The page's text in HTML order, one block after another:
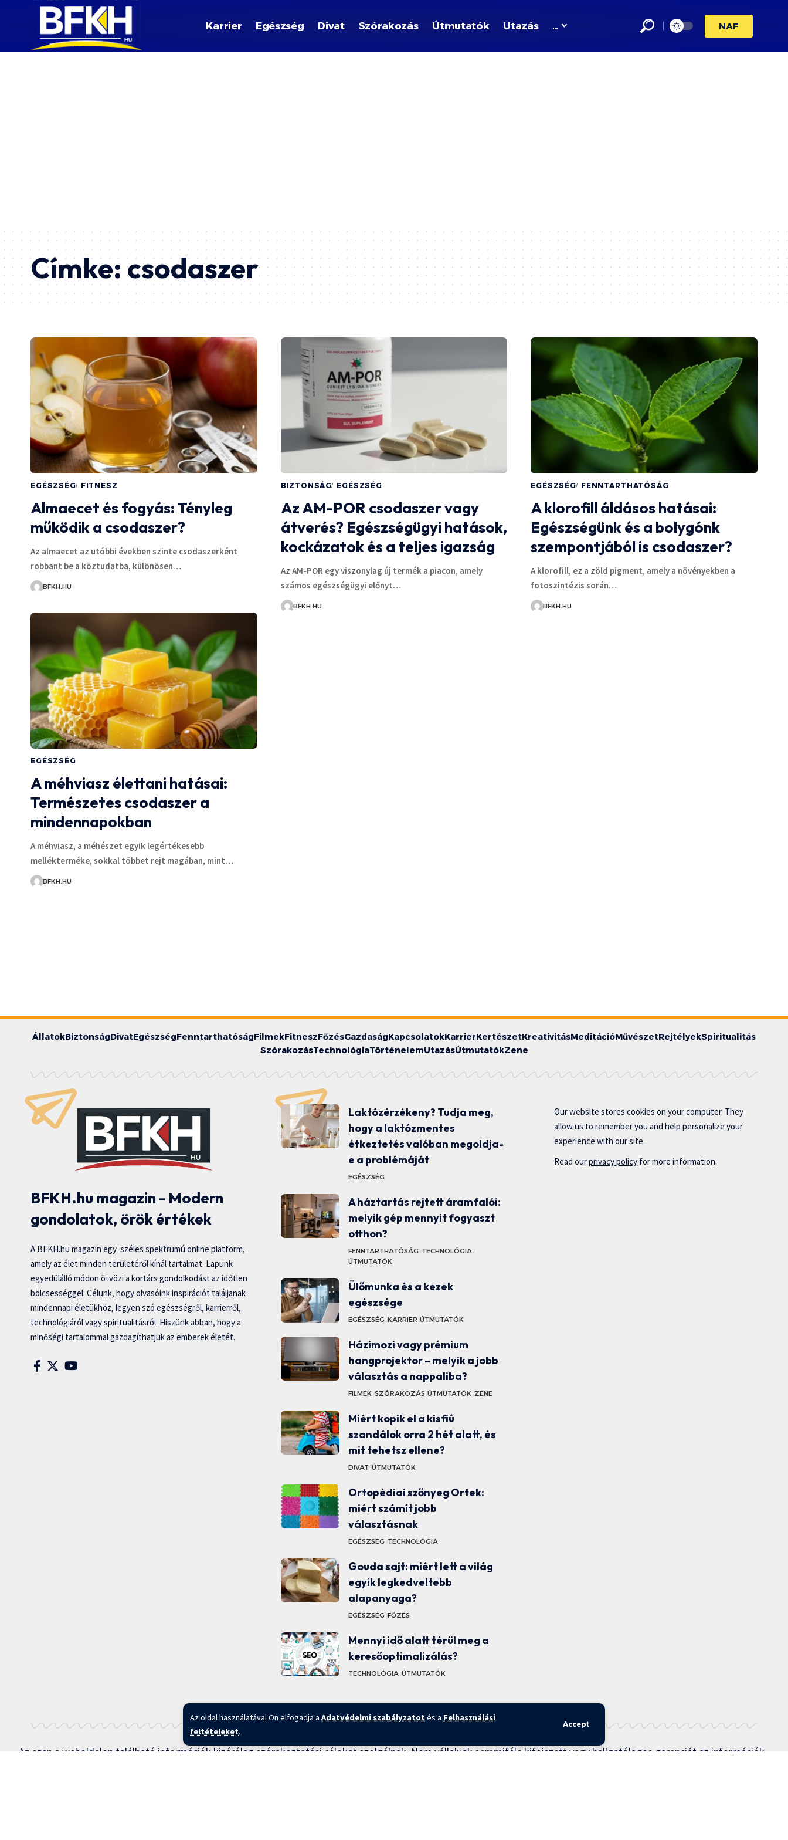
Az oldal használatával Ön elfogadja a Adatvédelmi szabályzatotés a Felhasználási
feltételeket.
Accept
Karrier Egészség Divat Szórakozás Útmutatók Utazás … NAF
Címke:csodaszer
EGÉSZSÉG FITNESZ
Almaecet és fogyás: Tényleg
működik a csodaszer?
Az almaecet az utóbbi években szinte csodaszerként
robbant be a köztudatba, különösen…
BFKH.HU
BIZTONSÁG EGÉSZSÉG
Az AM-POR csodaszer vagy
átverés? Egészségügyi hatások,
kockázatok és a teljes igazság
Az AM-POR egy viszonylag új termék a piacon, amely
számos egészségügyi előnyt…
BFKH.HU
EGÉSZSÉG FENNTARTHATÓSÁG
A klorofill áldásos hatásai:
Egészségünk és a bolygónk
szempontjából is csodaszer?
A klorofill, ez a zöld pigment, amely a növényekben a
fotoszintézis során…
BFKH.HU
EGÉSZSÉG
A méhviasz élettani hatásai:
Természetes csodaszer a
mindennapokban
A méhviasz, a méhészet egyik legértékesebb
mellékterméke, sokkal többet rejt magában, mint…
BFKH.HU
ÁllatokBiztonságDivatEgészségFenntarthatóságFilmekFitneszFőzésGazdaságKapcsolatokKarrierKertészetKreativitásMeditációMűvészetRejtélyekSpiritualitás
SzórakozásTechnológiaTörténelemUtazásÚtmutatókZene
BFKH.hu magazin - Modern
gondolatok, örök értékek
A BFKH.hu magazin egy széles spektrumú online platform,
amely az élet minden területéről kínál tartalmat. Lapunk
egyedülálló módon ötvözi a kortárs gondolkodást az időtlen
bölcsességgel. Célunk, hogy olvasóink inspirációt találjanak
mindennapi életükhöz, legyen szó egészségről, karrierről,
technológiáról vagy spiritualitásról. Hiszünk abban, hogy a
minőségi tartalommal gazdagíthatjuk az emberek életét.
Laktózérzékeny? Tudja meg,
hogy a laktózmentes
étkeztetés valóban megoldja-
e a problémáját
EGÉSZSÉG
A háztartás rejtett áramfalói:
melyik gép mennyit fogyaszt
otthon?
FENNTARTHATÓSÁG TECHNOLÓGIA
ÚTMUTATÓK
Ülőmunka és a kezek
egészsége
EGÉSZSÉG KARRIER ÚTMUTATÓK
Házimozi vagy prémium
hangprojektor – melyik a jobb
választás a nappaliba?
FILMEK SZÓRAKOZÁS ÚTMUTATÓK ZENE
Miért kopik el a kisfiú
szandálok orra 2 hét alatt, és
mit tehetsz ellene?
DIVAT ÚTMUTATÓK
Ortopédiai szőnyeg Ortek:
miért számít jobb
választásnak
EGÉSZSÉG TECHNOLÓGIA
Gouda sajt: miért lett a világ
egyik legkedveltebb
alapanyaga?
EGÉSZSÉG FŐZÉS
Mennyi idő alatt térül meg a
keresőoptimalizálás?
TECHNOLÓGIA ÚTMUTATÓK
Our website stores cookies on your computer. They
allow us to remember you and help personalize your
experience with our site..
Read ourprivacy policy for more information.
Az ezen a weboldalon található információk kizárólag szórakoztatási célokat szolgálnak. Nem vállalunk semmiféle kifejezett vagy hallgatólagos garanciát az információk